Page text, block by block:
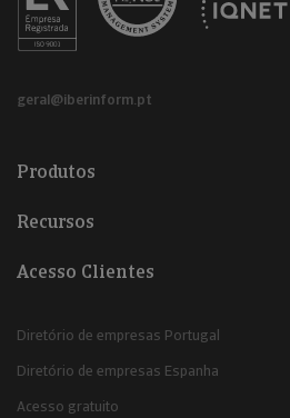
geral@iberinform.pt
Produtos
Recursos
Acesso Clientes
Diretório de empresas Portugal
Diretório de empresas Espanha
Acesso gratuito